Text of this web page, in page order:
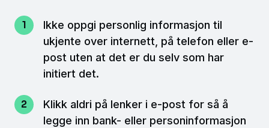
Ikke oppgi personlig informasjon til
ukjente over internett, på telefon eller e-
post uten at det er du selv som har
initiert det.
Klikk aldri på lenker i e-post for så å
legge inn bank- eller personinformasjon